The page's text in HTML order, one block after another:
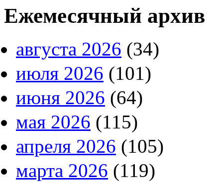
Ежемесячный архив
августа 2026 (34)
июля 2026 (101)
июня 2026 (64)
мая 2026 (115)
апреля 2026 (105)
марта 2026 (119)